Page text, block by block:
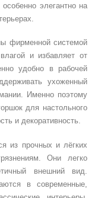
элегантно на
фирменной системой
и избавляет от
удобно в рабочей
ухоженный
Именно поэтому
для настольного
и декоративность.
из прочных и лёгких
Они легко
внешний вид.
в современные,